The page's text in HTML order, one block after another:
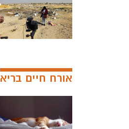
אורח חיים בריא